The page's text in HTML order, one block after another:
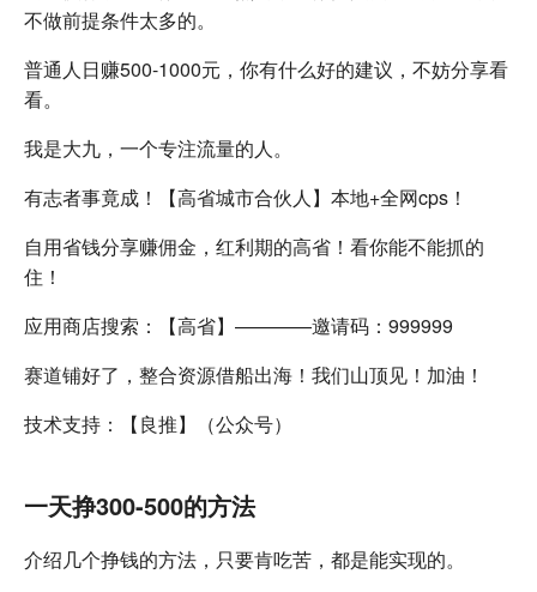
不做前提条件太多的。
普通人日赚500-1000元，你有什么好的建议，不妨分享看
看。
我是大九，一个专注流量的人。
有志者事竟成！【高省城市合伙人】本地+全网cps！
自用省钱分享赚佣金，红利期的高省！看你能不能抓的
住！
应用商店搜索：【高省】————邀请码：999999
赛道铺好了，整合资源借船出海！我们山顶见！加油！
技术支持：【良推】（公众号）
一天挣300-500的方法
介绍几个挣钱的方法，只要肯吃苦，都是能实现的。